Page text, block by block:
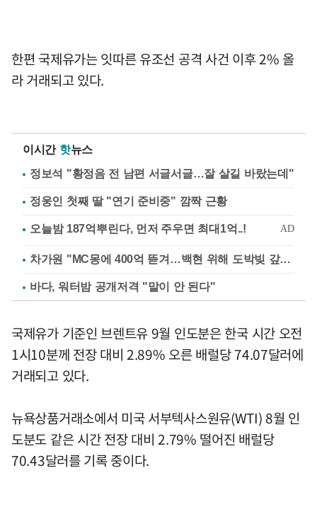
한편 국제유가는 잇따른 유조선 공격 사건 이후 2% 올
라 거래되고 있다.
이시간 핫뉴스
정보석 "황정음 전 남편 서글서글…잘 살길 바랐는데"
정웅인 첫째 딸 "연기 준비중" 깜짝 근황
차가원 "MC몽에 400억 뜯겨…백현 위해 도박빚 갚아줘"
바다, 워터밤 공개저격 "말이 안 된다"
국제유가 기준인 브렌트유 9월 인도분은 한국 시간 오전
1시10분께 전장 대비 2.89% 오른 배럴당 74.07달러에
거래되고 있다.
뉴욕상품거래소에서 미국 서부텍사스원유(WTI) 8월 인
도분도 같은 시간 전장 대비 2.79% 떨어진 배럴당
70.43달러를 기록 중이다.